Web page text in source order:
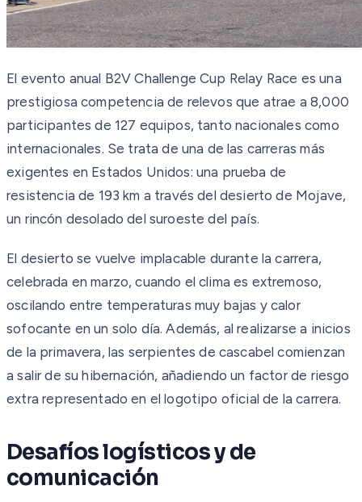
El evento anual B2V Challenge Cup Relay Race es una
prestigiosa competencia de relevos que atrae a 8,000
participantes de 127 equipos, tanto nacionales como
internacionales. Se trata de una de las carreras más
exigentes en Estados Unidos: una prueba de
resistencia de 193 km a través del desierto de Mojave,
un rincón desolado del suroeste del país.
El desierto se vuelve implacable durante la carrera,
celebrada en marzo, cuando el clima es extremoso,
oscilando entre temperaturas muy bajas y calor
sofocante en un solo día. Además, al realizarse a inicios
de la primavera, las serpientes de cascabel comienzan
a salir de su hibernación, añadiendo un factor de riesgo
extra representado en el logotipo oficial de la carrera.
Desafíos logísticos y de
comunicación